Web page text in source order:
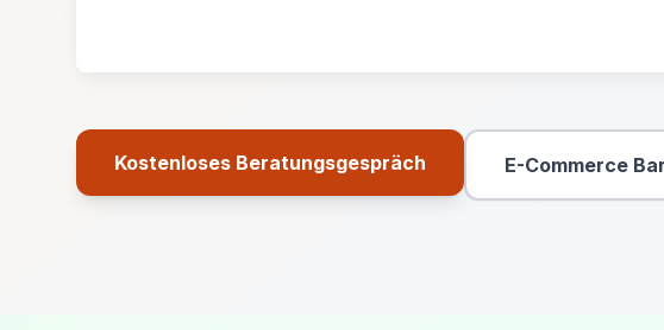
Kostenloses Beratungsgespräch
Primäre Aktion E-Commerce